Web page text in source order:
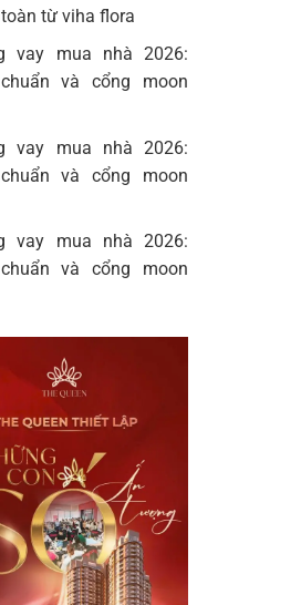
từ viha flora
vay mua nhà 2026:
và cổng moon
vay mua nhà 2026:
và cổng moon
vay mua nhà 2026:
và cổng moon